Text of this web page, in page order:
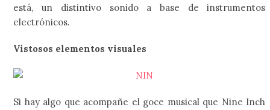
está, un distintivo sonido a base de instrumentos
electrónicos.
Vistosos elementos visuales
Si hay algo que acompañe el goce musical que Nine Inch